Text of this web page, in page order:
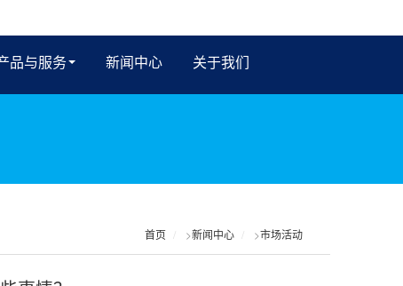
品与服务 新闻中心 关于我们
首页 >新闻中心 >市场活动